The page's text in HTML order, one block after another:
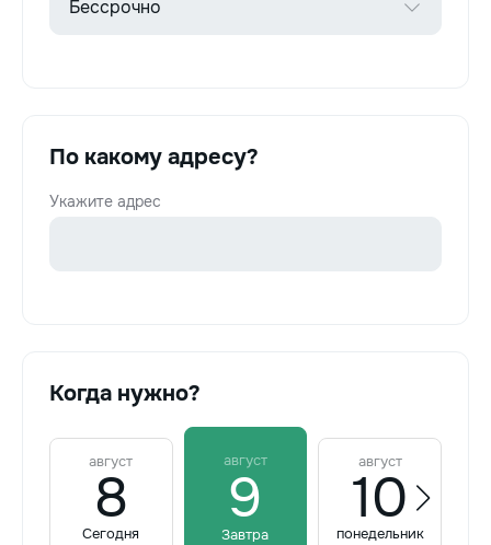
По какому адресу?
Укажите адрес
Когда нужно?
август
8
Сегодня
август
9
Завтра
август
10
понедельник